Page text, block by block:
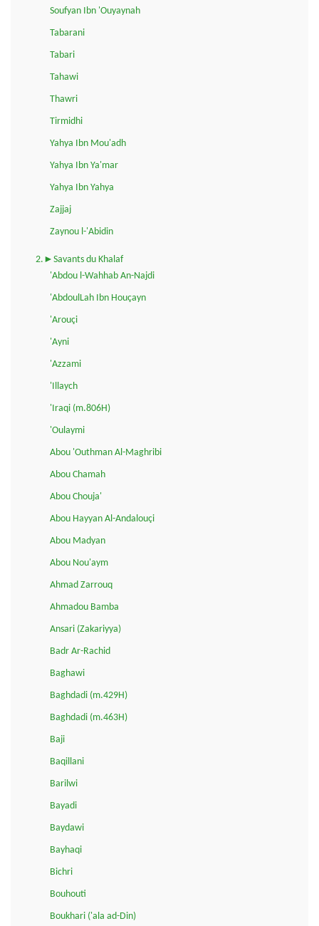
Soufyan Ibn 'Ouyaynah
Tabarani
Tabari
Tahawi
Thawri
Tirmidhi
Yahya Ibn Mou'adh
Yahya Ibn Ya'mar
Yahya Ibn Yahya
Zajjaj
Zaynou l-'Abidin
2.►Savants du Khalaf
'Abdou l-Wahhab An-Najdi
'AbdoulLah Ibn Houçayn
'Arouçi
'Ayni
'Azzami
'Illaych
'Iraqi (m.806H)
'Oulaymi
Abou 'Outhman Al-Maghribi
Abou Chamah
Abou Chouja'
Abou Hayyan Al-Andalouçi
Abou Madyan
Abou Nou'aym
Ahmad Zarrouq
Ahmadou Bamba
Ansari (Zakariyya)
Badr Ar-Rachid
Baghawi
Baghdadi (m.429H)
Baghdadi (m.463H)
Baji
Baqillani
Barilwi
Bayadi
Baydawi
Bayhaqi
Bichri
Bouhouti
Boukhari ('ala ad-Din)